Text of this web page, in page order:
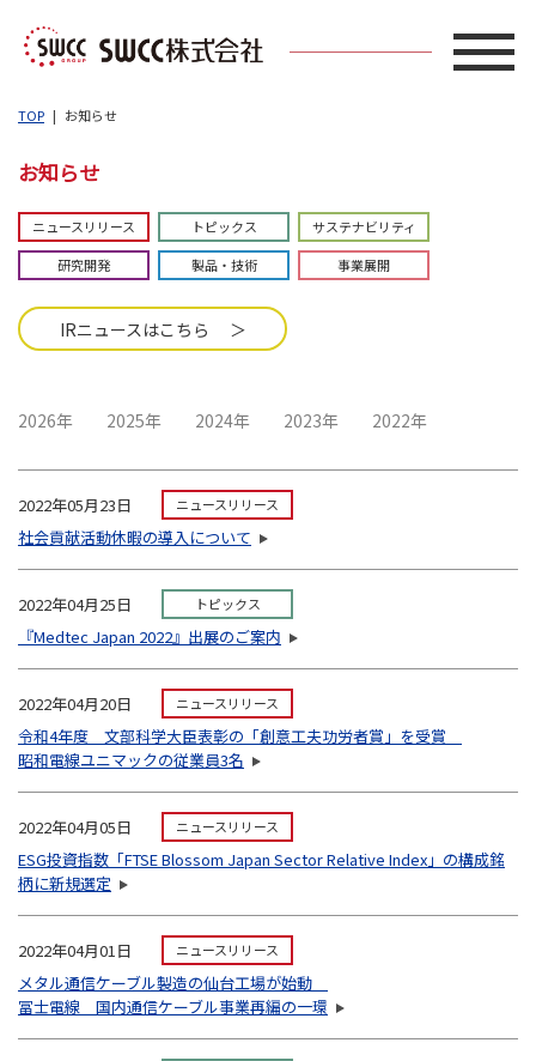
TOP お知らせ
お知らせ
ニュースリリース トピックス
サステナビリティ
研究開発
製品・技術 事業展開
IRニュースはこちら ＞
2026年 2025年 2024年 2023年 2022年
2022年05月23日 ニュースリリース
社会貢献活動休暇の導入について
2022年04月25日 トピックス
『Medtec Japan 2022』出展のご案内
2022年04月20日 ニュースリリース
令和4年度 文部科学大臣表彰の「創意工夫功労者賞」を受賞
昭和電線ユニマックの従業員3名
2022年04月05日 ニュースリリース
ESG投資指数「FTSE Blossom Japan Sector Relative Index」の構成銘
柄に新規選定
2022年04月01日 ニュースリリース
メタル通信ケーブル製造の仙台工場が始動
冨士電線 国内通信ケーブル事業再編の一環